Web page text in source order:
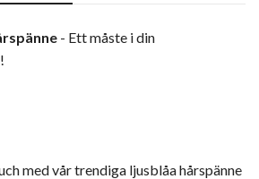
- Ett måste i din
med vår trendiga ljusblåa hårspänne